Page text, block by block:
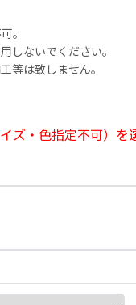
。
しないでください。
等は致しません。
ズ・色指定不可）を